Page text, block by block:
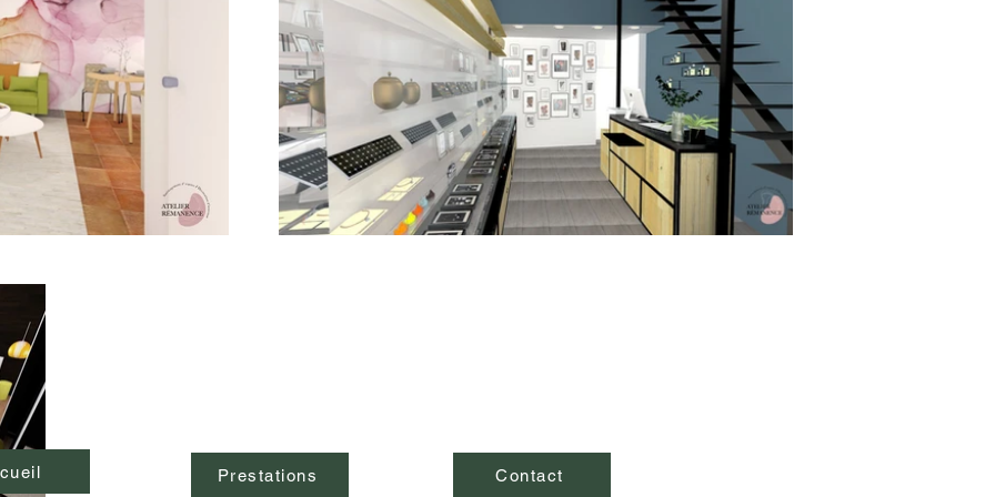
Prestations Contact